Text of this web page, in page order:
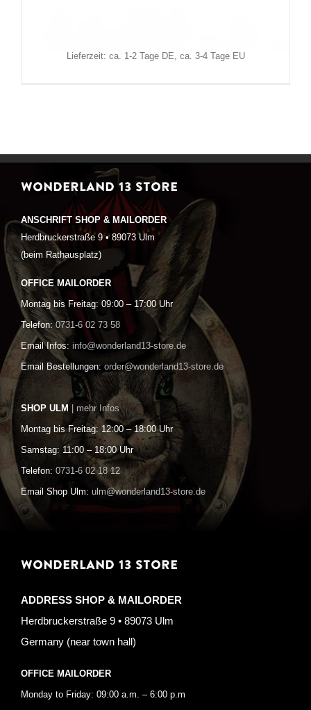
Lieferzeit: ca. 1-2 Tage DE, ca. 3-4 Tage EU
WONDERLAND 13 STORE
ANSCHRIFT SHOP & MAILORDER
Herdbruckerstraße 9 • 89073 Ulm
(beim Rathausplatz)
OFFICE MAILORDER
Montag bis Freitag: 09:00 – 17:00 Uhr
Telefon: 0731-6 02 73 58
Email Infos: info@wonderland13-store.de
Email Bestellungen: order@wonderland13-store.de
SHOP ULM | mehr Infos
Montag bis Freitag: 12:00 – 18:00 Uhr
Samstag: 11:00 – 18:00 Uhr
Telefon: 0731-6 02 18 12
Email Shop Ulm: ulm@wonderland13-store.de
WONDERLAND 13 STORE
ADDRESS SHOP & MAILORDER
Herdbruckerstraße 9 • 89073 Ulm
Germany (near town hall)
OFFICE MAILORDER
Monday to Friday: 09:00 a.m. – 6:00 p.m